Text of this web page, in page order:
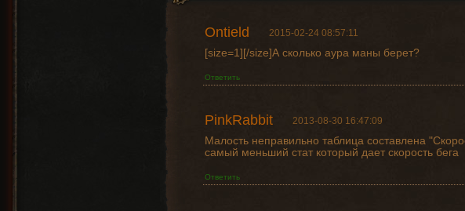
Ontield 2015-02-24 08:57:11
[size=1][/size]А сколько аура маны берет?
Ответить
PinkRabbit 2013-08-30 16:47:09
Малость неправильно таблица составлена
самый меньший стат который дает скорость бега
Ответить